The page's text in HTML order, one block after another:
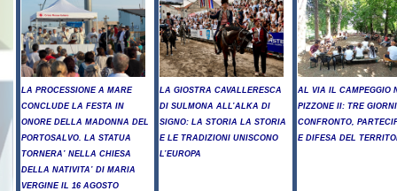
LA PROCESSIONE A MARE
CONCLUDE LA FESTA IN
ONORE DELLA MADONNA DEL
PORTOSALVO. LA STATUA
TORNERA’ NELLA CHIESA
DELLA NATIVITA’ DI MARIA
VERGINE IL 16 AGOSTO
LA GIOSTRA CAVALLERESCA
DI SULMONA ALL’ALKA DI
SIGNO: LA STORIA LA STORIA
E LE TRADIZIONI UNISCONO
L’EUROPA
AL VIA IL CAMPEGGIO
PIZZONE II: TRE
CONFRONTO,
E DIFESA DEL